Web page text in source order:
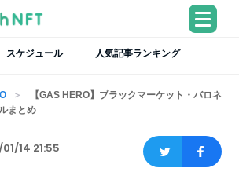
スケジュール 人気記事ランキング
【GAS HERO】ブラックマーケット・バロネ
まとめ
14 21:55